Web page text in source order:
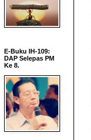
E-Buku IH-109:
DAP Selepas PM
Ke 8.